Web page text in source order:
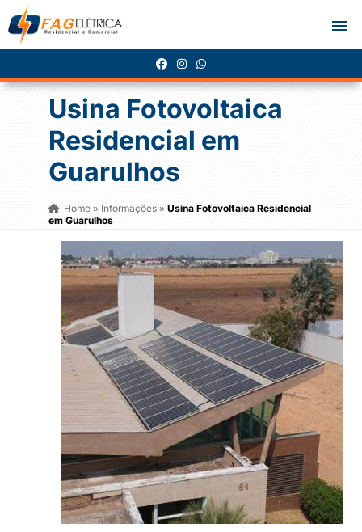
Usina Fotovoltaica
Residencial em
Guarulhos
Home» Informações » Usina Fotovoltaica Residencial
em Guarulhos